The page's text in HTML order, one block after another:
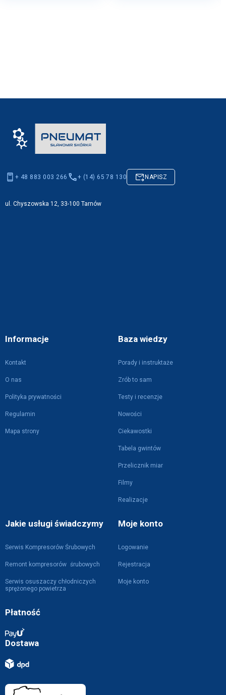
Informacje
Kontakt
O nas
Polityka prywatności
Regulamin
Mapa strony
Baza wiedzy
Porady i instruktaże
Zrób to sam
Testy i recenzje
Nowości
Ciekawostki
Tabela gwintów
Przelicznik miar
Filmy
Realizacje
Jakie usługi świadczymy
Serwis Kompresorów Śrubowych
Remont kompresorów śrubowych
Serwis osuszaczy chłodniczych
sprężonego powietrza
Moje konto
Logowanie
Rejestracja
Moje konto
Płatność
Dostawa
+ 48 883 003 266 + (14) 65 78 130 NAPISZ
ul. Chyszowska 12, 33-100 Tarnów